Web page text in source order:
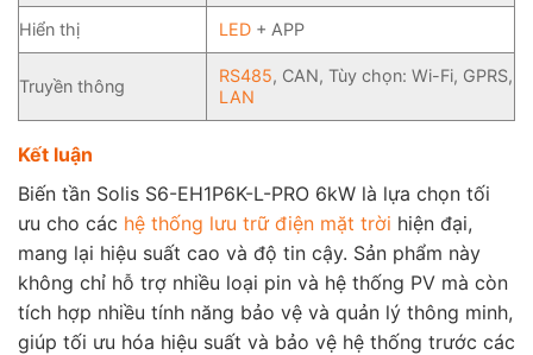
Hiển thị LED + APP
Truyền thông
RS485, CAN, Tùy chọn: Wi-Fi, GPRS,
LAN
Kết luận
Biến tần Solis S6-EH1P6K-L-PRO 6kW là lựa chọn tối
ưu cho các hệ thống lưu trữ điện mặt trời hiện đại,
mang lại hiệu suất cao và độ tin cậy. Sản phẩm này
không chỉ hỗ trợ nhiều loại pin và hệ thống PV mà còn
tích hợp nhiều tính năng bảo vệ và quản lý thông minh,
giúp tối ưu hóa hiệu suất và bảo vệ hệ thống trước các